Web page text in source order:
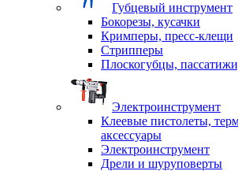
Губцевый инструмент
Бокорезы, кусачки
Кримперы, пресс-клещи
Стрипперы
Плоскогубцы,
Электроинструмент
Клеевые пистолеты,
аксессуары
Электроинструмент
Дрели и шуруповерты